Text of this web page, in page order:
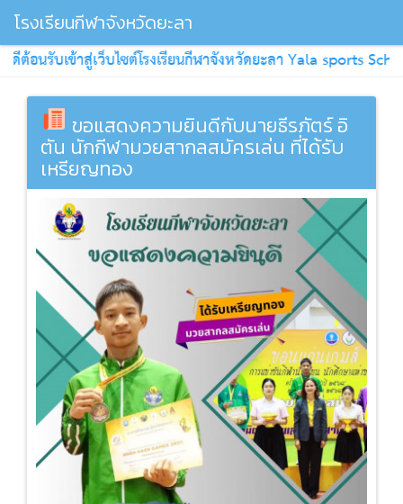
อนรับเข้าสู่เว็บไซต์โรงเรียนกีฬาจังหวัดยะลา Yala sports School
โรงเรียนกีฬาจังหวัดยะลา
ขอแสดงความยินดีกับนายธีรภัตร์ อิ
ตัน นักกีฬามวยสากลสมัครเล่น ที่ได้รับ
เหรียญทอง